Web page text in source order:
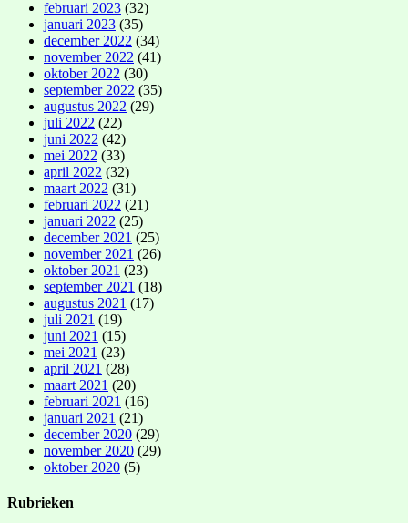
februari 2023 (32)
januari 2023 (35)
december 2022 (34)
november 2022 (41)
oktober 2022 (30)
september 2022 (35)
augustus 2022 (29)
juli 2022 (22)
juni 2022 (42)
mei 2022 (33)
april 2022 (32)
maart 2022 (31)
februari 2022 (21)
januari 2022 (25)
december 2021 (25)
november 2021 (26)
oktober 2021 (23)
september 2021 (18)
augustus 2021 (17)
juli 2021 (19)
juni 2021 (15)
mei 2021 (23)
april 2021 (28)
maart 2021 (20)
februari 2021 (16)
januari 2021 (21)
december 2020 (29)
november 2020 (29)
oktober 2020 (5)
Rubrieken